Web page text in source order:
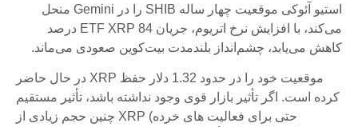
استیو آئوکی موقعیت چهار ساله SHIB را در Gemini منحل
می‌کند، با افزایش نرخ اتریوم، جریان ETF XRP 84 درصد
کاهش می‌یابد، چشم‌انداز بلندمدت بیت‌کوین صعودی می‌ماند.
در حال حاضر XRP موقعیت خود را در حدود 1.32 دلار حفظ
کرده است. اگر تأثیر بازار قوی وجود نداشته باشد، تأثیر مستقیم
چنین حجم زیادی از XRP (حتی برای فعالیت های خرده